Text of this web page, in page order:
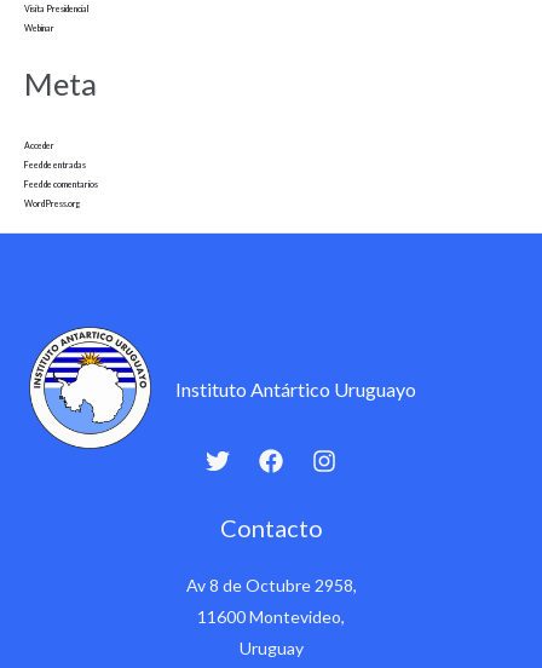
Visita Presidencial
Webinar
Meta
Acceder
Feed de entradas
Feed de comentarios
WordPress.org
Instituto Antártico Uruguayo
Contacto
Av 8 de Octubre 2958,
11600 Montevideo,
Uruguay